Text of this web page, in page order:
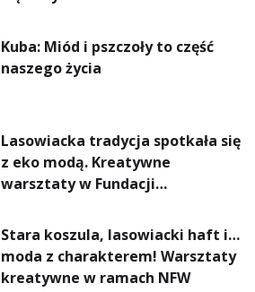
Kuba: Miód i pszczoły to część
naszego życia
Lasowiacka tradycja spotkała się
z eko modą. Kreatywne
warsztaty w Fundacji
Stara koszula, lasowiacki haft i…
moda z charakterem! Warsztaty
kreatywne w ramach NFW